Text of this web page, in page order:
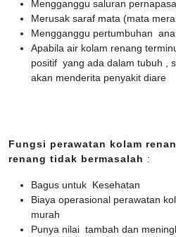
Mengganggu saluran
Merusak saraf mata (mata
Mengganggu pertumbuhan
Apabila air kolam renang
positif yang ada dalam tubuh ,
akan menderita penyakit diare
Fungsi perawatan kolam
renang tidak bermasalah :
Bagus untuk Kesehatan
Biaya operasional perawatan
murah
Punya nilai tambah dan